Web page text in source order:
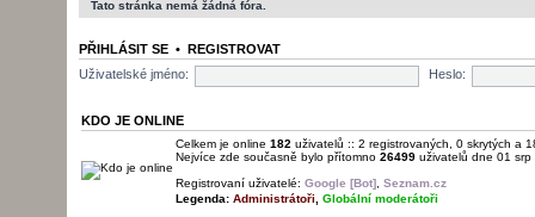
poslušně hlásím, že jsem opět zde
@ Brutzel-Svejk- 04 led 2026, 06:54
@ Brutzel-Svejk- 10 led 2026, 20:18
vítám nové členy a přeji jim, úspěšný rok.
Návštěvník - 17 led 2026, 05:10
Tato stránka nemá žádná fóra.
PŘIHLÁSIT SE• REGISTROVAT
Uživatelské jméno:
Heslo:
KDO JE ONLINE
Celkem je online 182 uživatelů :: 2 registrovaných, 0 skrytých a
Nejvíce zde současně bylo přítomno 26499uživatelů dne 01 srp
Registrovaní uživatelé: Google [Bot], Seznam.cz
Legenda: Administrátoři Globální moderátoři